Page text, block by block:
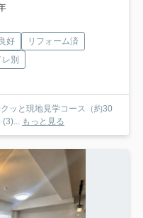
好
リフォーム済
レ別
ッと現地見学コース（約30
もっと見る